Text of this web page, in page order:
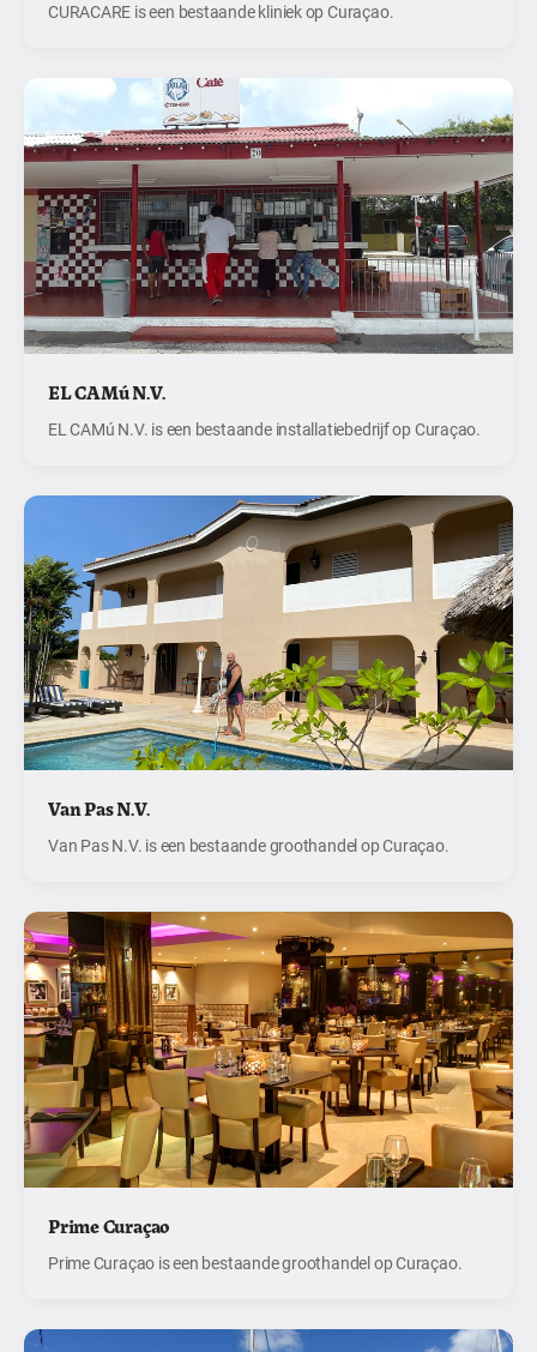
CURACARE is een bestaande kliniek op Curaçao.
EL CAMú N.V.
EL CAMú N.V. is een bestaande installatiebedrijf op Curaçao.
Van Pas N.V.
Van Pas N.V. is een bestaande groothandel op Curaçao.
Prime Curaçao
Prime Curaçao is een bestaande groothandel op Curaçao.